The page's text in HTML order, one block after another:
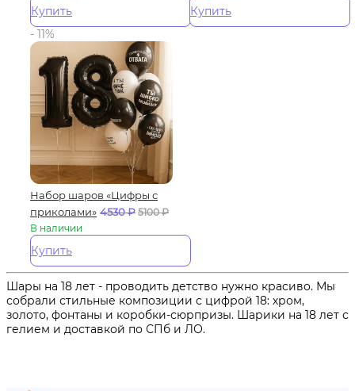
Купить
Купить
- 11%
Набор шаров «Цифры с
приколами» 4530₽ 5100₽
В наличии
Купить
Шары на 18 лет - проводить детство нужно красиво. Мы
собрали стильные композиции с цифрой 18: хром,
золото, фонтаны и коробки-сюрпризы. Шарики на 18 лет с
гелием и доставкой по СПб и ЛО.